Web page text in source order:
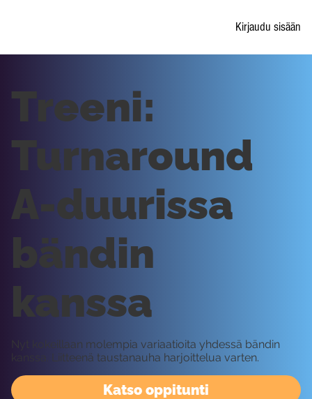
Kirjaudu sisään
Katso oppitunti
Treeni:
Turnaround
A-duurissa
bändin
kanssa
Nyt kokeillaan molempia variaatioita yhdessä bändin
kanssa. Liitteenä taustanauha harjoittelua varten.